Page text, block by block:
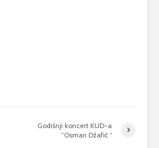
Godišnji koncert KUD-a
”Osman Džafić “